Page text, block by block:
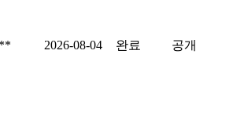
2026-08-04 완료 공개